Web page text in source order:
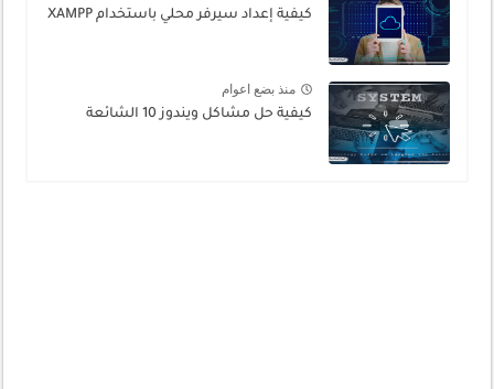
كيفية إعداد سيرفر محلي باستخدام XAMPP
منذ بضع اعوام
كيفية حل مشاكل ويندوز 10 الشائعة